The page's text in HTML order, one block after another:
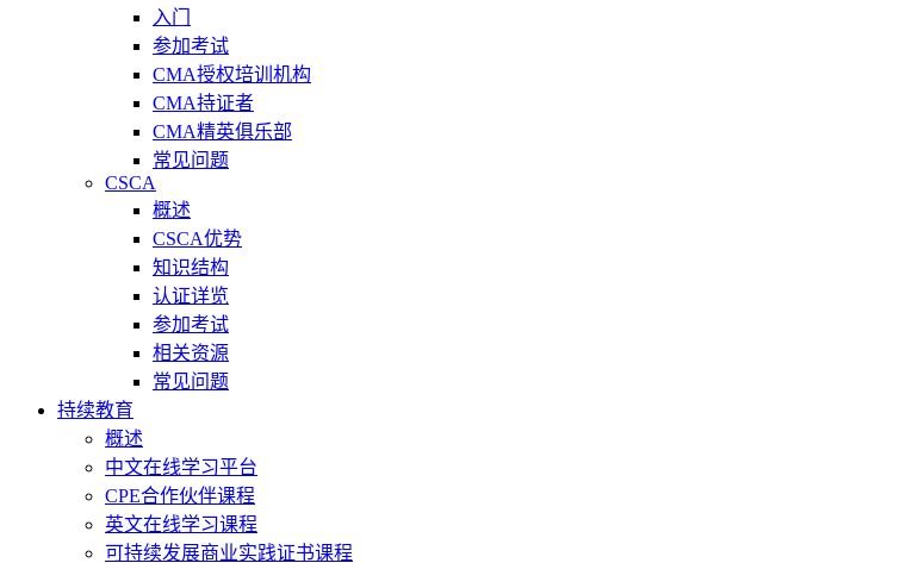
入门
参加考试
CMA授权培训机构
CMA持证者
CMA精英俱乐部
常见问题
CSCA
概述
CSCA优势
知识结构
认证详览
参加考试
相关资源
常见问题
持续教育
概述
中文在线学习平台
CPE合作伙伴课程
英文在线学习课程
可持续发展商业实践证书课程